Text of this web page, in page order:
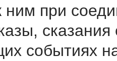
ним при
сказания
событиях